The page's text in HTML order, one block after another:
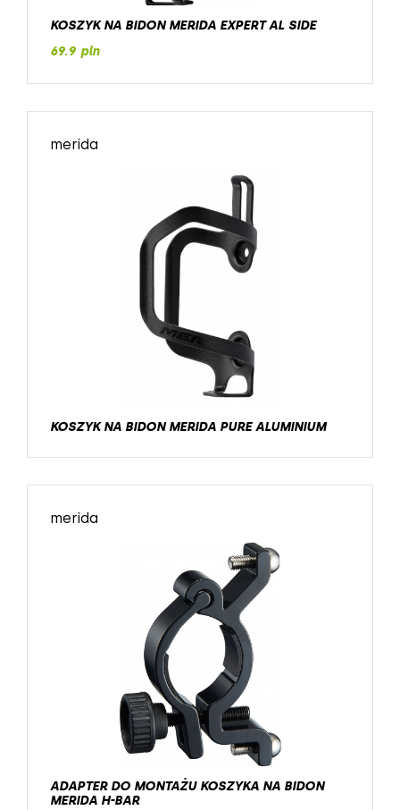
KOSZYK NA BIDON MERIDA EXPERT AL SIDE
69.9 pln
merida
KOSZYK NA BIDON MERIDA PURE ALUMINIUM
merida
ADAPTER DO MONTAŻU KOSZYKA NA BIDON
MERIDA H-BAR